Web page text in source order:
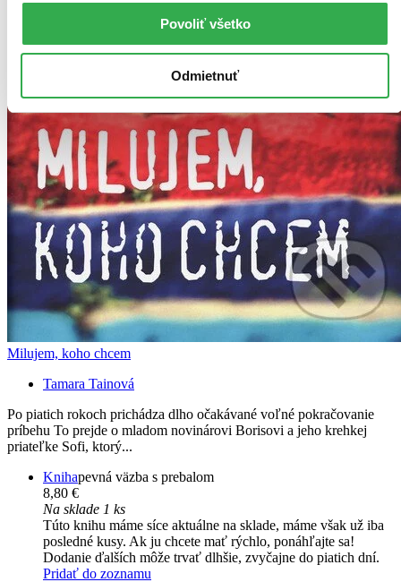
Povoliť všetko
Odmietnuť
Milujem, koho chcem
Tamara Tainová
Po piatich rokoch prichádza dlho očakávané voľné pokračovanie
príbehu To prejde o mladom novinárovi Borisovi a jeho krehkej
priateľke Sofi, ktorý...
Knihapevná väzba s prebalom
8,80 €
Na sklade 1 ks
Túto knihu máme síce aktuálne na sklade, máme však už iba
posledné kusy. Ak ju chcete mať rýchlo, ponáhľajte sa!
Dodanie ďalších môže trvať dlhšie, zvyčajne do piatich dní.
Pridať do zoznamu